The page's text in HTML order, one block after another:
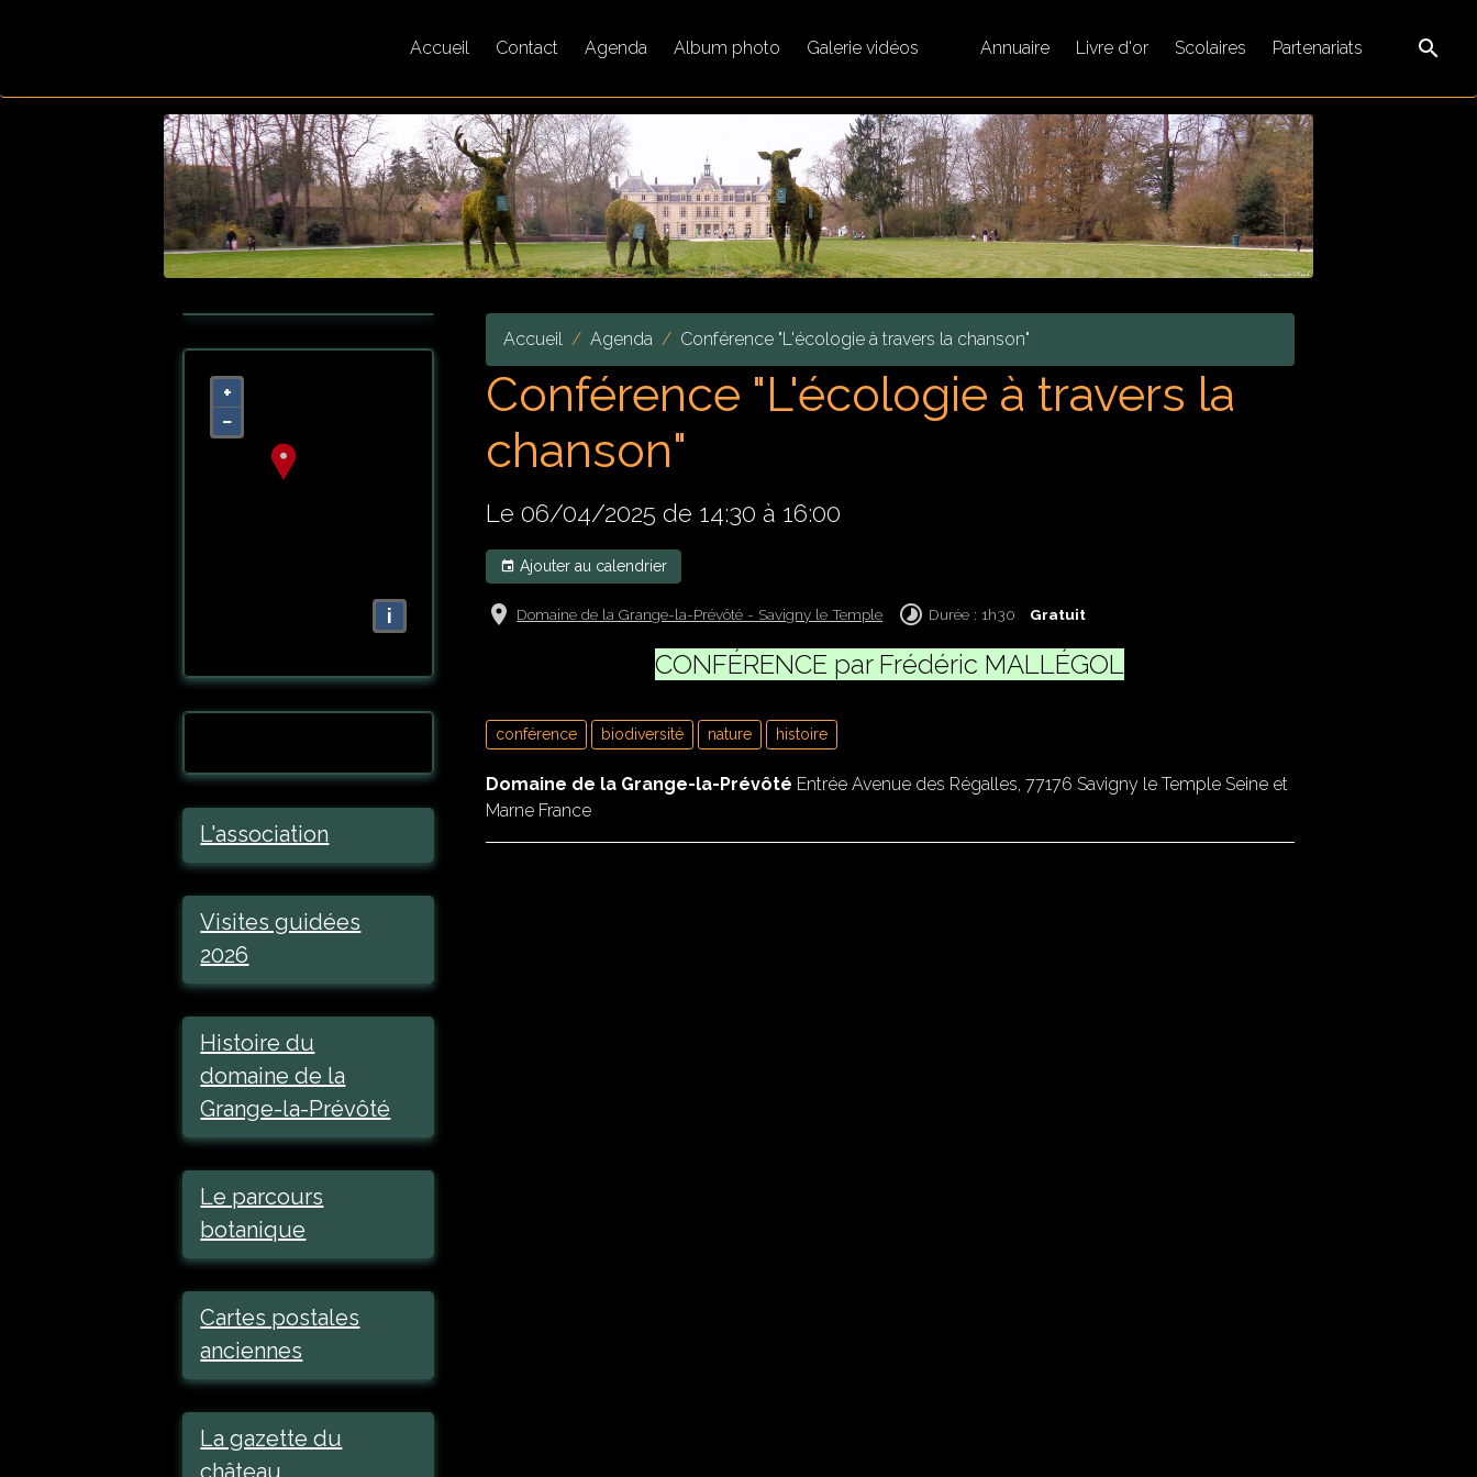
Accueil Contact Agenda Album photo Galerie vidéos Annuaire Livre d'or Scolaires Partenariats
Accueil Agenda Conférence "L'écologie à travers la chanson"
Conférence "L'écologie à travers la
chanson"
Le 06/04/2025 de 14:30 à 16:00
Ajouter au calendrier
Domaine de la Grange-la-Prévôté - Savigny le Temple Durée : 1h30 Gratuit
CONFÉRENCE par Frédéric MALLÉGOL
conférence biodiversité nature histoire
Domaine de la Grange-la-Prévôté Entrée Avenue des Régalles, 77176 Savigny le Temple Seine et
Marne France
+
−
i
L'association
Visites guidées
2026
Histoire du
domaine de la
Grange-la-Prévôté
Le parcours
botanique
Cartes postales
anciennes
La gazette du
château